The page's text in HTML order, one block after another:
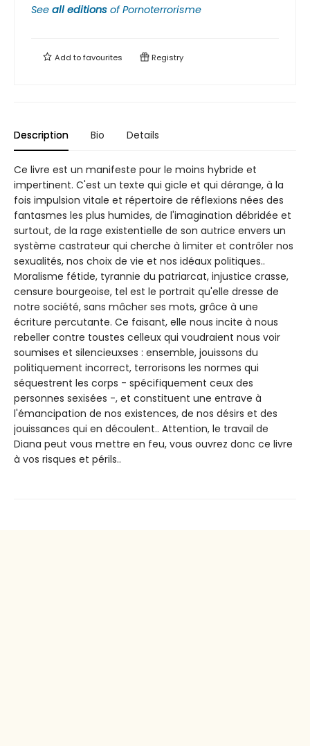
See all editions ofPornoterrorisme
Add tofavourites Registry
Description Bio Details
Ce livre est un manifeste pour le moins hybride et
impertinent. C'est un texte qui gicle et qui dérange, à la
fois impulsion vitale et répertoire de réflexions nées des
fantasmes les plus humides, de l'imagination débridée et
surtout, de la rage existentielle de son autrice envers un
système castrateur qui cherche à limiter et contrôler nos
sexualités, nos choix de vie et nos idéaux politiques..
Moralisme fétide, tyrannie du patriarcat, injustice crasse,
censure bourgeoise, tel est le portrait qu'elle dresse de
notre société, sans mâcher ses mots, grâce à une
écriture percutante. Ce faisant, elle nous incite à nous
rebeller contre toustes celleux qui voudraient nous voir
soumises et silencieuxses : ensemble, jouissons du
politiquement incorrect, terrorisons les normes qui
séquestrent les corps - spécifiquement ceux des
personnes sexisées -, et constituent une entrave à
l'émancipation de nos existences, de nos désirs et des
jouissances qui en découlent.. Attention, le travail de
Diana peut vous mettre en feu, vous ouvrez donc ce livre
à vos risques et périls..